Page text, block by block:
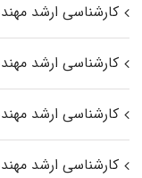
کارشناسی ارشد
کارشناسی ارشد
کارشناسی ارشد
کارشناسی ارشد